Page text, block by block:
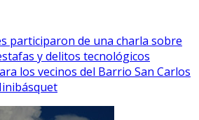
participaron de una charla sobre
y delitos tecnológicos
los vecinos del Barrio San Carlos